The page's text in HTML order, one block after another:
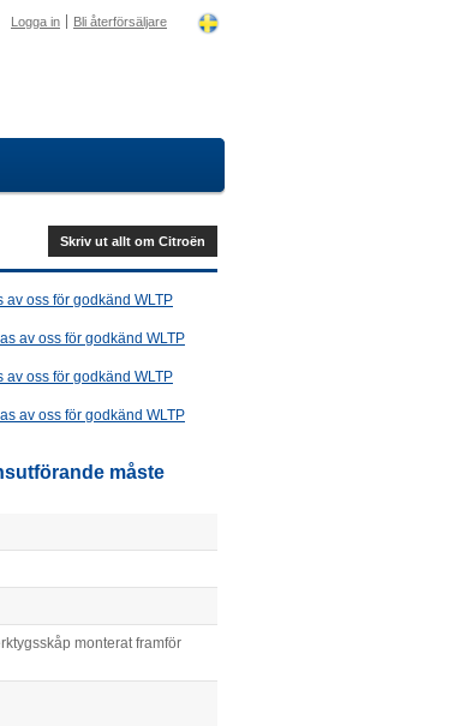
Logga in Bli återförsäljare
Skriv ut allt om Citroën
oss för godkänd WLTP
av oss för godkänd WLTP
oss för godkänd WLTP
av oss för godkänd WLTP
måste
monterat framför